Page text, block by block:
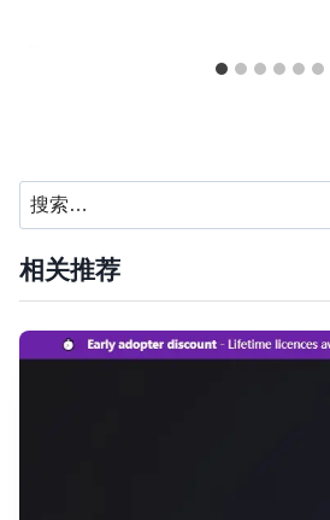
搜
索：
相关推荐